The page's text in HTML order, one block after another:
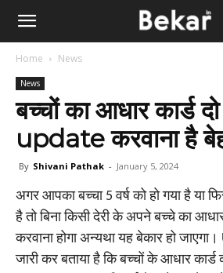
Home News
News
बच्चों का आधार कार्ड दो
update करवाना है
By Shivani Pathak - January 5, 2024
अगर आपका बच्चा 5 वर्ष को हो गया है या
है तो बिना किसी देरी के अपने बच्चे का
करवाना होगा अन्यथा यह बेकार हो जाएगा।
जारी कर बताया है कि बच्चों के आधार